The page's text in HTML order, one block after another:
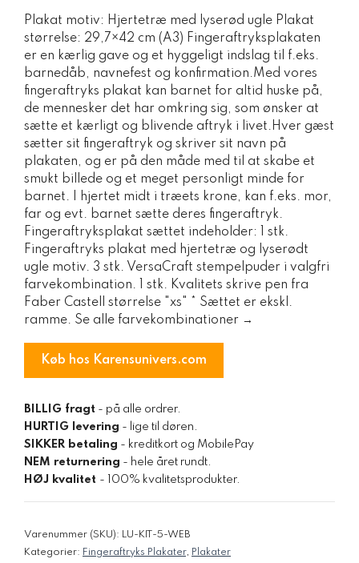
pris
var:
299,00 kr..
pris
er:
149,50 kr..
Plakat motiv: Hjertetræ med lyserød ugle Plakat
størrelse: 29,7×42 cm (A3) Fingeraftryksplakaten
er en kærlig gave og et hyggeligt indslag til f.eks.
barnedåb, navnefest og konfirmation.Med vores
fingeraftryks plakat kan barnet for altid huske på,
de mennesker det har omkring sig, som ønsker at
sætte et kærligt og blivende aftryk i livet.Hver gæst
sætter sit fingeraftryk og skriver sit navn på
plakaten, og er på den måde med til at skabe et
smukt billede og et meget personligt minde for
barnet. I hjertet midt i træets krone, kan f.eks. mor,
far og evt. barnet sætte deres fingeraftryk.
Fingeraftryksplakat sættet indeholder: 1 stk.
Fingeraftryks plakat med hjertetræ og lyserødt
ugle motiv. 3 stk. VersaCraft stempelpuder i valgfri
farvekombination. 1 stk. Kvalitets skrive pen fra
Faber Castell størrelse "xs" * Sættet er ekskl.
ramme. Se alle farvekombinationer →
Køb hos Karensunivers.com
BILLIG fragt - på alle ordrer.
HURTIG levering - lige til døren.
SIKKER betaling - kreditkort og MobilePay
NEM returnering - hele året rundt.
HØJ kvalitet - 100% kvalitetsprodukter.
Varenummer (SKU): LU-KIT-5-WEB
Kategorier: Fingeraftryks Plakater, Plakater